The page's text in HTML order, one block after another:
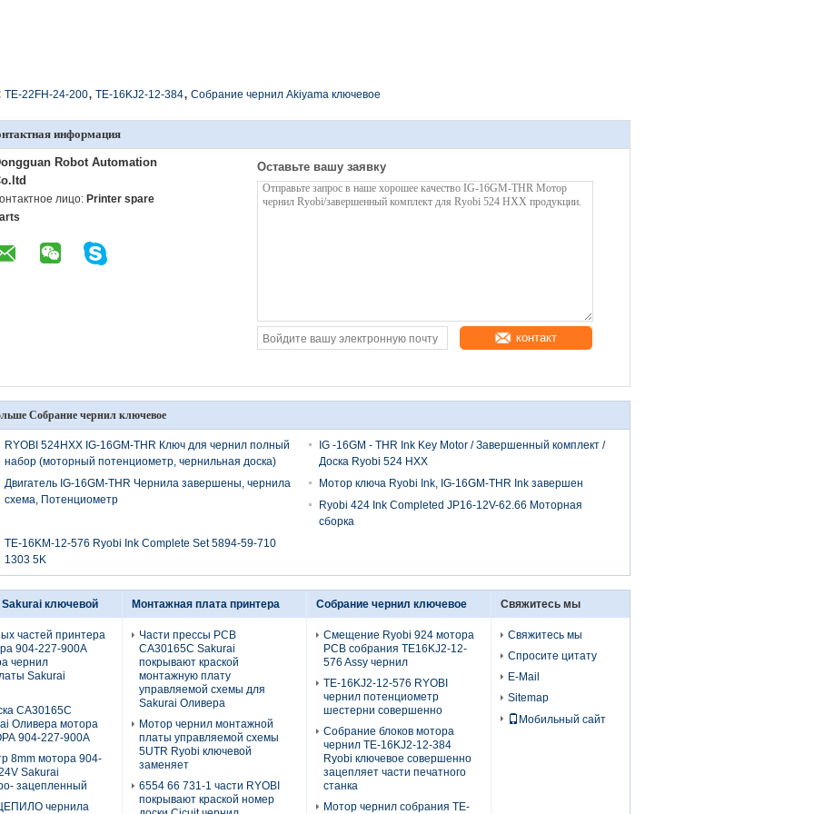
TE-22FH-24-200, TE-16KJ2-12-384, Собрание чернил Akiyama ключевое
информация
Robot Automation
лицо: Printer spare
Оставьте вашу заявку
контакт
Собрание чернил ключевое
RYOBI 524HXX IG-16GM-THR Ключ для чернил полный
набор (моторный потенциометр, чернильная доска)
IG -16GM - THR Ink Key Motor / Завершенный комплект /
Доска Ryobi 524 HXX
Двигатель IG-16GM-THR Чернила завершены, чернила
схема, Потенциометр
Мотор ключа Ryobi Ink, IG-16GM-THR Ink завершен
Ryobi 424 Ink Completed JP16-12V-62.66 Моторная
сборка
TE-16KM-12-576 Ryobi Ink Complete Set 5894-59-710
1303 5K
ключевой
частей принтера
904-227-900A
чернил
Sakurai
CA30165C
Оливера мотора
904-227-900A
8mm мотора 904-
Sakurai
зацепленный
чернила
Монтажная плата принтера
Части прессы PCB
CA30165C Sakurai
покрывают краской
монтажную плату
управляемой схемы для
Sakurai Оливера
Мотор чернил монтажной
платы управляемой схемы
5UTR Ryobi ключевой
заменяет
6554 66 731-1 части RYOBI
покрывают краской номер
Собрание чернил ключевое
Смещение Ryobi 924 мотора
PCB собрания TE16KJ2-12-
576 Assy чернил
TE-16KJ2-12-576 RYOBI
чернил потенциометр
шестерни совершенно
Собрание блоков мотора
чернил TE-16KJ2-12-384
Ryobi ключевое совершенно
зацепляет части печатного
станка
Мотор чернил собрания TE-
Свяжитесь мы
Свяжитесь мы
Спросите цитату
E-Mail
Sitemap
Мобильный сайт